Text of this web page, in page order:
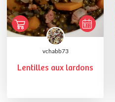
vchabb73
Lentilles aux lardons